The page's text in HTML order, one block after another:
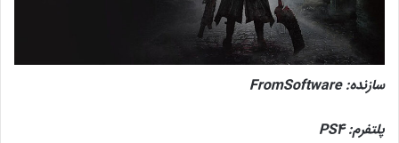
سازنده:FromSoftware
پلتفرم:PS4